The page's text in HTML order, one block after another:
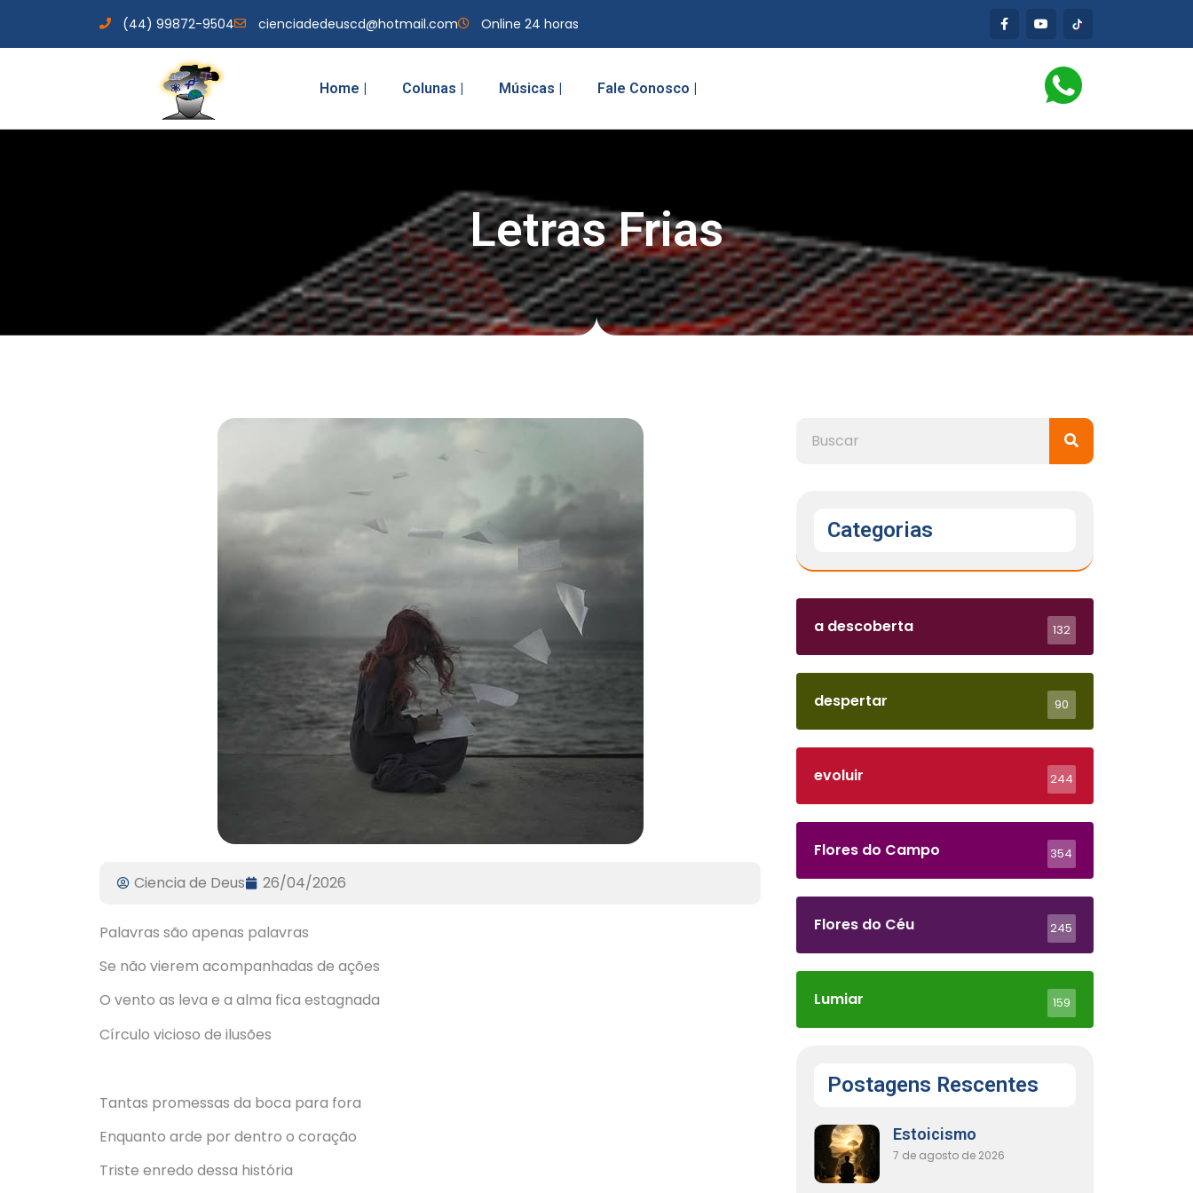
(44) 99872-9504 cienciadedeuscd@hotmail.com Online 24 horas
Home | Colunas | Músicas | Fale Conosco |
Letras Frias
Ciencia de Deus 26/04/2026
Palavras são apenas palavras
Se não vierem acompanhadas de ações
O vento as leva e a alma fica estagnada
Círculo vicioso de ilusões
Tantas promessas da boca para fora
Enquanto arde por dentro o coração
Triste enredo dessa história
Categorias
a descoberta 132
despertar 90
evoluir 244
Flores do Campo 354
Flores do Céu 245
Lumiar 159
Postagens Rescentes
Estoicismo
7 de agosto de 2026